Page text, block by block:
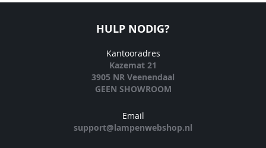
HULP NODIG?
Kantooradres
Kazemat 21
3905 NR Veenendaal
GEEN SHOWROOM
Email
support@lampenwebshop.nl